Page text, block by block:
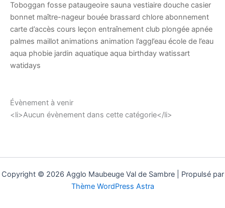
Toboggan fosse pataugeoire sauna vestiaire douche casier
bonnet maître-nageur bouée brassard chlore abonnement
carte d’accès cours leçon entraînement club plongée apnée
palmes maillot animations animation l’aggl’eau école de l’eau
aqua phobie jardin aquatique aqua birthday watissart
watidays
Évènement à venir
<li>Aucun évènement dans cette catégorie</li>
Copyright © 2026 Agglo Maubeuge Val de Sambre | Propulsé par
Thème WordPress Astra